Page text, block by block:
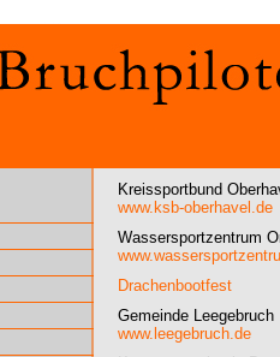
Kreissportbund
www.ksb-oberhavel.de
Wassersportzentrum
Drachenbootfest
Gemeinde Leegebruch
www.leegebruch.de